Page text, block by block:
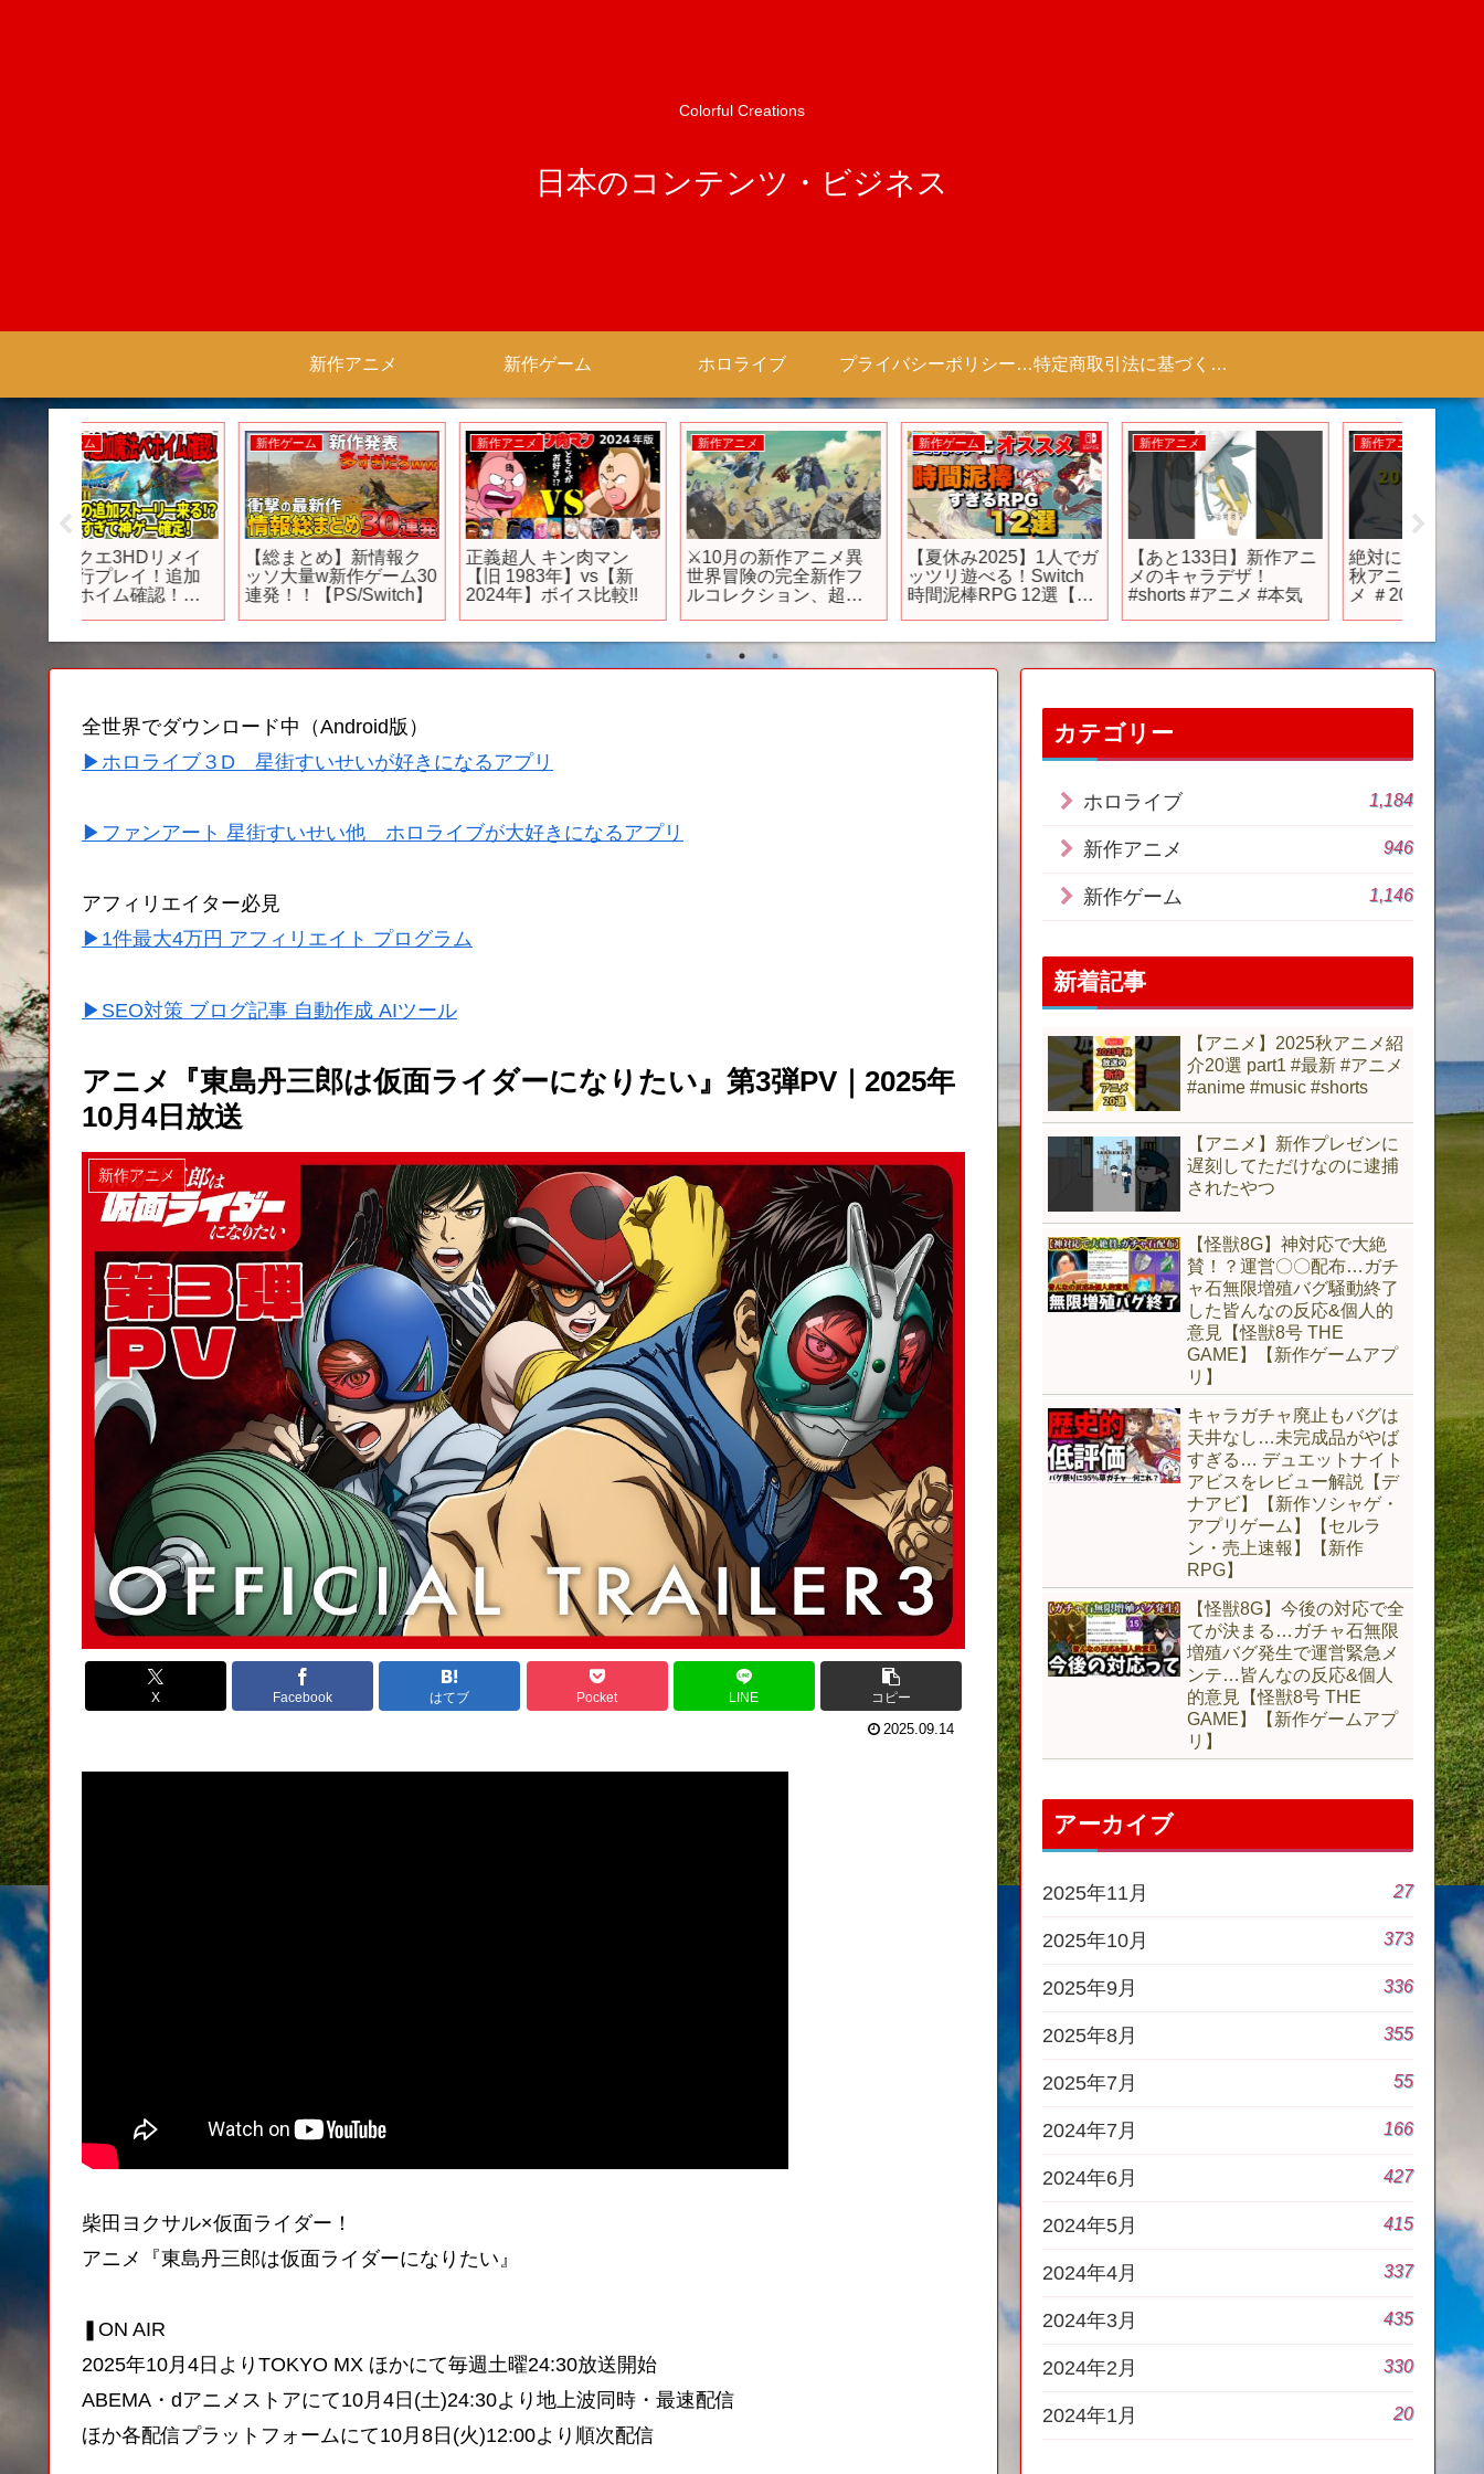
Colorful Creations
日本のコンテンツ・ビジネス
新作アニメ 新作ゲーム ホロライブ プライバシーポリシー 【Colorful Creation】 特定商取引法に基づく表記（商取引に関する開示）
新作ゲーム
【総まとめ】新情報ク
ッソ大量w新作ゲーム30
連発！！【PS/Switch】
新作アニメ
正義超人 キン肉マン
【旧 1983年】vs【新
2024年】ボイス比較!!
新作アニメ
⚔️10月の新作アニメ異
世界冒険の完全新作フ
ルコレクション、超大
新作ゲーム
【夏休み2025】1人でガ
ッツリ遊べる！Switch
時間泥棒RPG 12選【お
新作アニメ
【あと133日】新作アニ
メのキャラデザ！
#shorts #アニメ #本気
新作アニメ
絶対に見るべき2025年
秋アニメ10選 ＃アニ
メ ＃2025秋アニメ ＃ア
覚醒！
プロモ
ビー】
全世界でダウンロード中（Android版）
▶ホロライブ３D 星街すいせいが好きになるアプリ
▶ファンアート 星街すいせい他 ホロライブが大好きになるアプリ
アフィリエイター必見
▶1件最大4万円 アフィリエイト プログラム
▶SEO対策 ブログ記事 自動作成 AIツール
アニメ『東島丹三郎は仮面ライダーになりたい』第3弾PV｜2025年
10月4日放送
新作アニメ
X Facebook はてブ Pocket LINE コピー
2025.09.14
柴田ヨクサル×仮面ライダー！
アニメ『東島丹三郎は仮面ライダーになりたい』
❚ON AIR
2025年10月4日よりTOKYO MX ほかにて毎週土曜24:30放送開始
ABEMA・dアニメストアにて10月4日(土)24:30より地上波同時・最速配信
ほか各配信プラットフォームにて10月8日(火)12:00より順次配信
カテゴリー
ホロライブ 1,184
新作アニメ 946
新作ゲーム 1,146
新着記事
【アニメ】2025秋アニメ紹
介20選 part1 #最新 #アニメ
#anime #music #shorts
【アニメ】新作プレゼンに
遅刻してただけなのに逮捕
されたやつ
【怪獣8G】神対応で大絶
賛！？運営〇〇配布…ガチ
ャ石無限増殖バグ騒動終了
した皆んなの反応&個人的
意見【怪獣8号 THE
GAME】【新作ゲームアプ
リ】
キャラガチャ廃止もバグは
天井なし…未完成品がやば
すぎる… デュエットナイト
アビスをレビュー解説【デ
ナアビ】【新作ソシャゲ・
アプリゲーム】【セルラ
ン・売上速報】【新作
RPG】
【怪獣8G】今後の対応で全
てが決まる…ガチャ石無限
増殖バグ発生で運営緊急メ
ンテ…皆んなの反応&個人
的意見【怪獣8号 THE
GAME】【新作ゲームアプ
リ】
アーカイブ
2025年11月 27
2025年10月 373
2025年9月 336
2025年8月 355
2025年7月 55
2024年7月 166
2024年6月 427
2024年5月 415
2024年4月 337
2024年3月 435
2024年2月 330
2024年1月 20